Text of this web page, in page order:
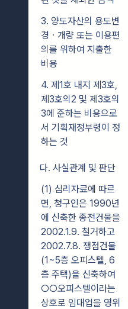
3. 양도자산의 용도변
경ㆍ개량 또는 이용편
의를 위하여 지출한
비용
4. 제1호 내지 제3호,
제3호의2 및 제3호의
3에 준하는 비용으로
서 기획재정부령이 정
하는 것
다. 사실관계 및 판단
(1) 심리자료에 따르
면, 청구인은 1990년
에 신축한 종전건물을
2002.1.9. 철거하고
2002.7.8. 쟁점건물
(1~5층 오피스텔, 6
층 주택)을 신축하여
○○오피스텔이라는
상호로 임대업을 영위